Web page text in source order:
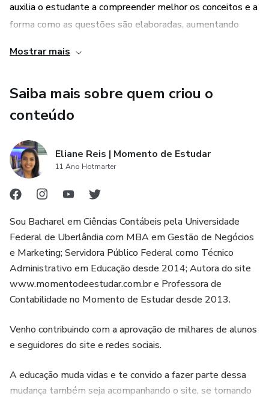
auxilia o estudante a compreender melhor os conceitos e a
forma como as questões são elaboradas, aumentando
oferece vídeo aulas com os comentários das questões na
sequência da prova. São 11 partes de vídeo, totalizando
complementam o material escrito, permitindo que o
estudante tenha uma experiência mais completa de
estudo.
ano, o que significa que o estudante terá tempo suficiente
para revisar o conteúdo e se preparar adequadamente para
o exame. Isso proporciona flexibilidade e permite que o
estudante estude no seu próprio ritmo.
suporte direto aos alunos, o estudante tem a opção de
enviar suas dúvidas para o canal no
comentadas, ou para o Blog
www.momentodeestudar.com.br. Isso proporciona uma
Mostrar mais
Saiba mais sobre quem criou o
conteúdo
Eliane Reis | Momento de Estudar
11 Ano Hotmarter
Sou Bacharel em Ciências Contábeis pela Universidade
Federal de Uberlândia com MBA em Gestão de Negócios
e Marketing; Servidora Público Federal como Técnico
Administrativo em Educação desde 2014; Autora do site
www.momentodeestudar.com.br e Professora de
Contabilidade no Momento de Estudar desde 2013.
Venho contribuindo com a aprovação de milhares de alunos
e seguidores do site e redes sociais.
A educação muda vidas e te convido a fazer parte dessa
mudança também seja acompanhando o site, se tornando